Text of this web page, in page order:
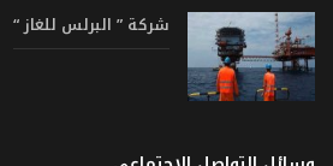
شركة ” البرلس للغاز “